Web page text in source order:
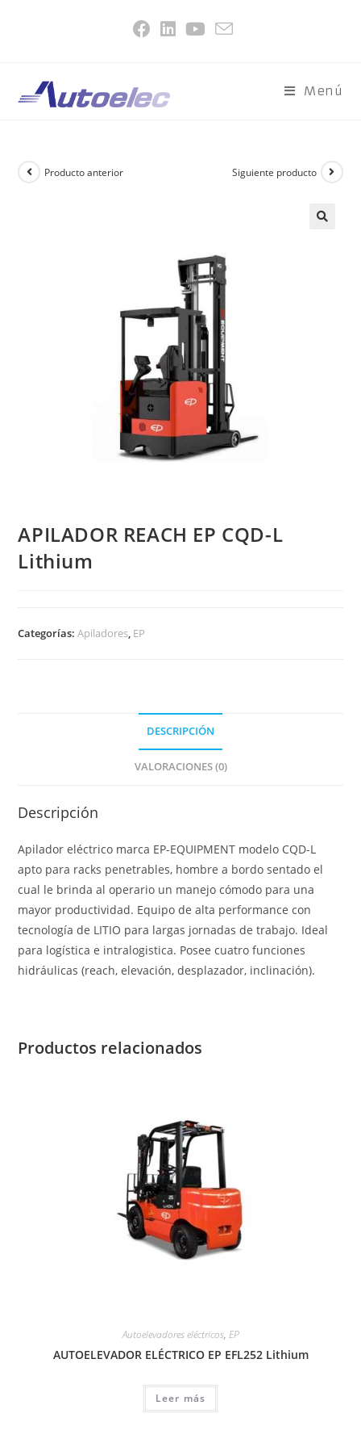
Menú
Producto anterior Siguiente producto
APILADOR REACH EP CQD-L
Lithium
Categorías:Apiladores, EP
DESCRIPCIÓN
VALORACIONES (0)
Descripción
Apilador eléctrico marca EP-EQUIPMENT modelo CQD-L
apto para racks penetrables, hombre a bordo sentado el
cual le brinda al operario un manejo cómodo para una
mayor productividad. Equipo de alta performance con
tecnología de LITIO para largas jornadas de trabajo. Ideal
para logística e intralogistica. Posee cuatro funciones
hidráulicas (reach, elevación, desplazador, inclinación).
Productos relacionados
Autoelevadores eléctricos, EP
AUTOELEVADOR ELÉCTRICO EP EFL252 Lithium
Leer más